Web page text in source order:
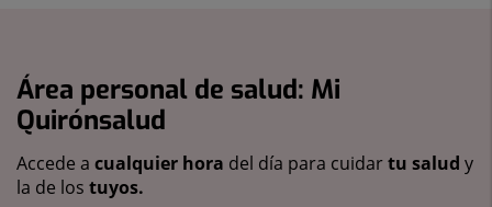
Área personal de salud: Mi
Quirónsalud
Accede a cualquier hora del día para cuidartu salud y
la de los tuyos.